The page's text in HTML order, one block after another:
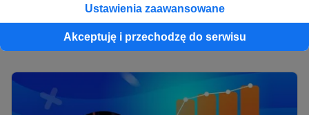
Ustawienia zaawansowane
Akceptuję i przechodzę do serwisu
YouTuberów, stawki za wyświetlenia i sposoby na
zwiększenie przychodów z platformy wideo.